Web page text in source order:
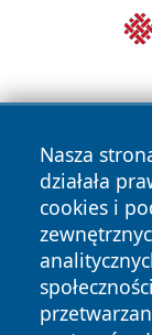
Nasza
działała
cookies i
Copyright ©
zastrzeżone.